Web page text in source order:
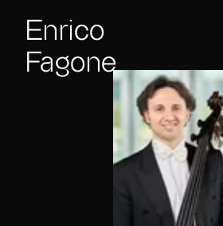
Enrico
Fagone